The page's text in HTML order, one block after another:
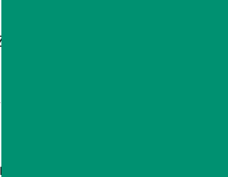
im Fundbüro abgegeben.
erhalten Sie eine
erbringen, zum